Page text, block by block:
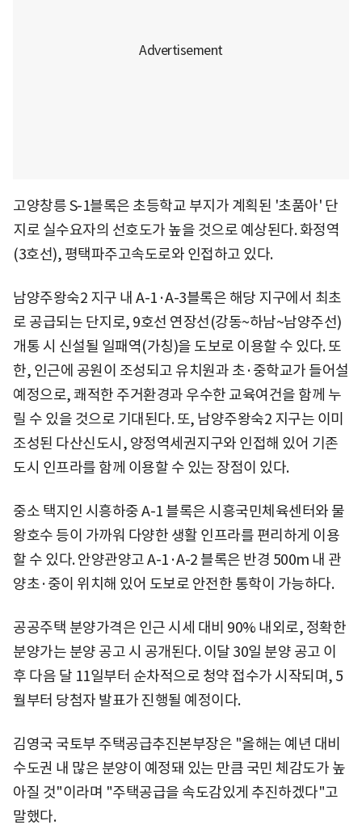
고양창릉 S-1블록은 초등학교 부지가 계획된 '초품아' 단
지로 실수요자의 선호도가 높을 것으로 예상된다. 화정역
(3호선), 평택파주고속도로와 인접하고 있다.
남양주왕숙2 지구 내 A-1·A-3블록은 해당 지구에서 최초
로 공급되는 단지로, 9호선 연장선(강동~하남~남양주선)
개통 시 신설될 일패역(가칭)을 도보로 이용할 수 있다. 또
한, 인근에 공원이 조성되고 유치원과 초·중학교가 들어설
예정으로, 쾌적한 주거환경과 우수한 교육여건을 함께 누
릴 수 있을 것으로 기대된다. 또, 남양주왕숙2 지구는 이미
조성된 다산신도시, 양정역세권지구와 인접해 있어 기존
도시 인프라를 함께 이용할 수 있는 장점이 있다.
중소 택지인 시흥하중 A-1 블록은 시흥국민체육센터와 물
왕호수 등이 가까워 다양한 생활 인프라를 편리하게 이용
할 수 있다. 안양관양고 A-1·A-2 블록은 반경 500m 내 관
양초·중이 위치해 있어 도보로 안전한 통학이 가능하다.
공공주택 분양가격은 인근 시세 대비 90% 내외로, 정확한
분양가는 분양 공고 시 공개된다. 이달 30일 분양 공고 이
후 다음 달 11일부터 순차적으로 청약 접수가 시작되며, 5
월부터 당첨자 발표가 진행될 예정이다.
김영국 국토부 주택공급추진본부장은 "올해는 예년 대비
수도권 내 많은 분양이 예정돼 있는 만큼 국민 체감도가 높
아질 것"이라며 "주택공급을 속도감있게 추진하겠다"고
말했다.